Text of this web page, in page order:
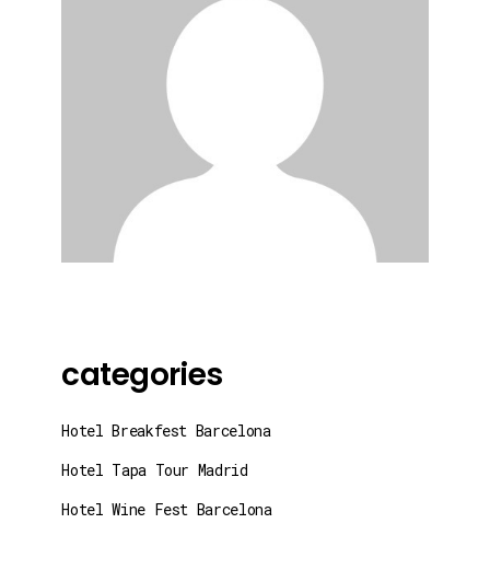
categories
Hotel Breakfest Barcelona
Hotel Tapa Tour Madrid
Hotel Wine Fest Barcelona